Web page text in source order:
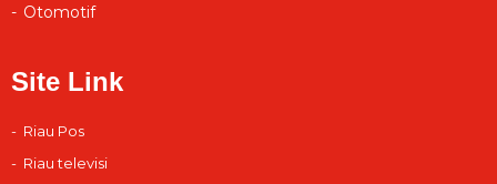
Otomotif
Site Link
Riau Pos
Riau televisi